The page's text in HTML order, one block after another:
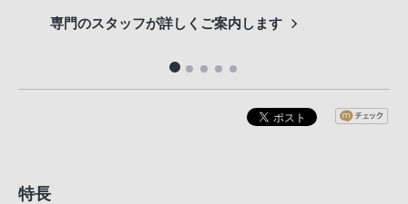
専門のスタッフが詳しくご案内します
特長